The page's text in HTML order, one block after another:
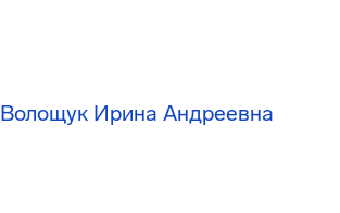
Волощук Ирина Андреевна